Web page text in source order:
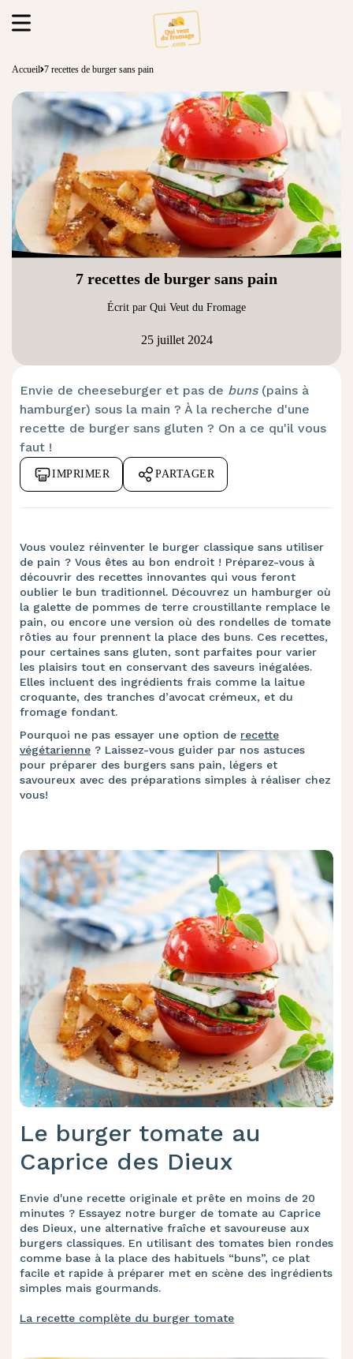
Accueil 7 recettes de burger sans pain
7 recettes de burger sans pain
Écrit par Qui Veut du Fromage
25 juillet 2024
Envie de cheeseburger et pas de buns(pains à
hamburger) sous la main ? À la recherche d'une
recette de burger sans gluten ? On a ce qu'il vous
faut !
IMPRIMER PARTAGER
Vous voulez réinventer le burger classique sans utiliser
de pain ? Vous êtes au bon endroit ! Préparez-vous à
découvrir des recettes innovantes qui vous feront
oublier le bun traditionnel. Découvrez un hamburger où
la galette de pommes de terre croustillante remplace le
pain, ou encore une version où des rondelles de tomate
rôties au four prennent la place des buns. Ces recettes,
pour certaines sans gluten, sont parfaites pour varier
les plaisirs tout en conservant des saveurs inégalées.
Elles incluent des ingrédients frais comme la laitue
croquante, des tranches d’avocat crémeux, et du
fromage fondant.
Pourquoi ne pas essayer une option de recette
végétarienne ? Laissez-vous guider par nos astuces
pour préparer des burgers sans pain, légers et
savoureux avec des préparations simples à réaliser chez
vous!
Le burger tomate au
Caprice des Dieux
Envie d'une recette originale et prête en moins de 20
minutes ? Essayez notre burger de tomate au Caprice
des Dieux, une alternative fraîche et savoureuse aux
burgers classiques. En utilisant des tomates bien rondes
comme base à la place des habituels “buns”, ce plat
facile et rapide à préparer met en scène des ingrédients
simples mais gourmands.
La recette complète du burger tomate